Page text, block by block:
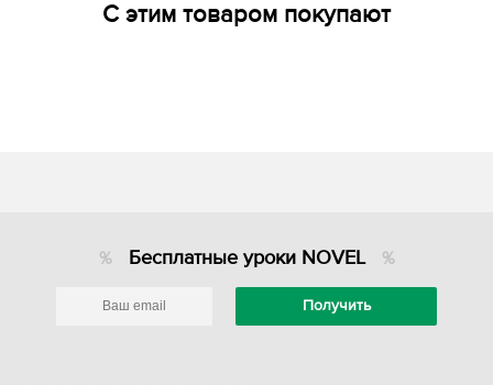
С этим товаром покупают
Бесплатные уроки NOVEL